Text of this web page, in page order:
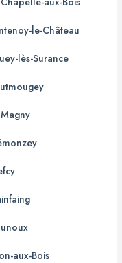
le-Château
lès-Surance
aux-Bois